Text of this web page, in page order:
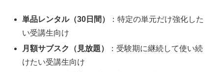
単品レンタル（30日間）
：特定の単元だけ強化した
い受講生向け
月額サブスク（見放題）
：受験期に継続して使い続
けたい受講生向け